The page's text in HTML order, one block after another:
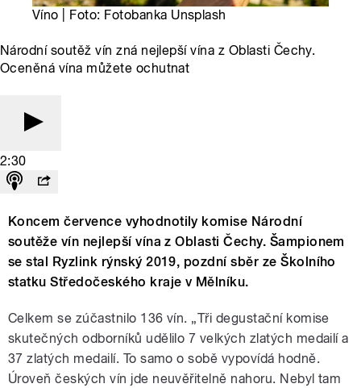
Víno | Foto: Fotobanka Unsplash
Národní soutěž vín zná nejlepší vína z Oblasti Čechy.
Oceněná vína můžete ochutnat
2:30
Koncem července vyhodnotily komise Národní
soutěže vín nejlepší vína z Oblasti Čechy. Šampionem
se stal Ryzlink rýnský 2019, pozdní sběr ze Školního
statku Středočeského kraje v Mělníku.
Celkem se zúčastnilo 136 vín. „Tři degustační komise
skutečných odborníků udělilo 7 velkých zlatých medailí a
37 zlatých medailí. To samo o sobě vypovídá hodně.
Úroveň českých vín jde neuvěřitelně nahoru. Nebyl tam